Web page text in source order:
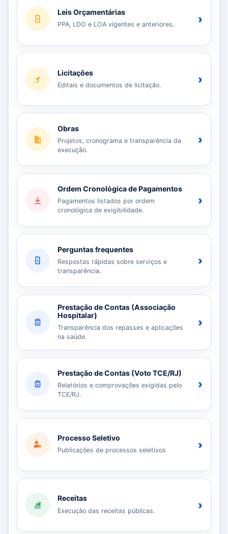
Leis Orçamentárias
PPA, LDO e LOA vigentes e anteriores. ›
Licitações
Editais e documentos de licitação. ›
Obras
Projetos, cronograma e transparência da
execução.
›
Ordem Cronológica de Pagamentos
Pagamentos listados por ordem
cronológica de exigibilidade.
›
Perguntas frequentes
Respostas rápidas sobre serviços e
transparência.
›
Prestação de Contas (Associação
Hospitalar)
Transparência dos repasses e aplicações
na saúde.
›
Prestação de Contas (Voto TCE/RJ)
Relatórios e comprovações exigidas pelo
TCE/RJ.
›
Processo Seletivo
Publicações de processos seletivos ›
Receitas
Execução das receitas públicas. ›